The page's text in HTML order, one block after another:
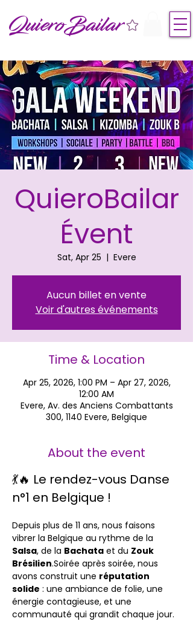
QuieroBailar
QuieroBailar
Évent
Sat, Apr 25
  |
Evere
Aucun billet en vente
Voir d'autres événements
Time & Location
Apr 25, 2026, 1:00 PM – Apr 27, 2026,
12:00 AM
Evere, Av. des Anciens Combattants
300, 1140 Evere, Belgique
About the event
💃🔥 Le rendez-vous Danse
n°1 en Belgique !
Depuis plus de 11 ans, nous faisons
vibrer la Belgique au rythme de la
Salsa, de la Bachata et du Zouk
Brésilien.Soirée après soirée, nous
avons construit une réputation
solide : une ambiance de folie, une
énergie contagieuse, et une
communauté qui grandit chaque jour.